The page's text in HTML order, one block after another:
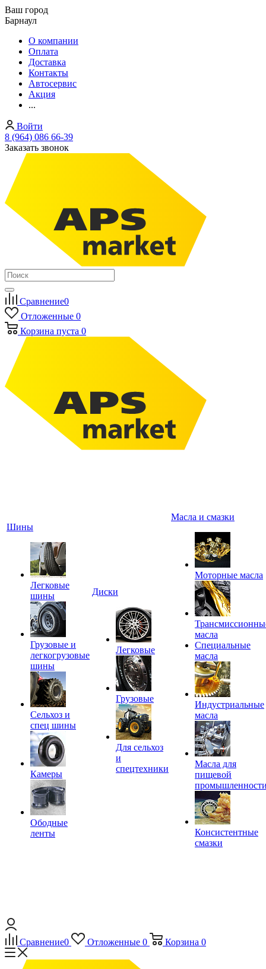
Ваш город
Барнаул
О компании
Оплата
Доставка
Контакты
Автосервис
Акция
...
Войти
8 (964) 086 66-39
Заказать звонок
Сравнение0
Отложенные 0
Корзина пуста 0
Шины
Легковые
шины
Грузовые и
легкогрузовые
шины
Сельхоз и
спец шины
Камеры
Ободные
ленты
Диски
Легковые
Грузовые
Для сельхоз
и
спецтехники
Масла и смазки
Моторные масла
масла
Специальные
масла
Индустриальные
масла
Масла для
пищевой
Консистентные
смазки
Сравнение0 Отложенные 0 Корзина 0